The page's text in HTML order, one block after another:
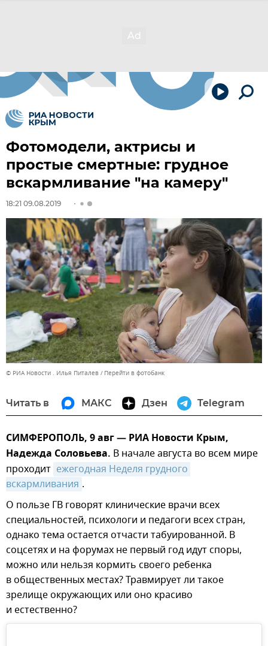
Фотомодели, актрисы и
простые смертные: грудное
вскармливание "на камеру"
18:21 09.08.2019
© РИА Новости . Илья Питалев Перейти в фотобанк
Читать в МАКС Дзен Telegram
СИМФЕРОПОЛЬ, 9 авг — РИА Новости Крым,
Надежда Соловьева. В начале августа во всем мире
проходит ежегодная Неделя грудного
вскармливания .
О пользе ГВ говорят клинические врачи всех
специальностей, психологи и педагоги всех стран,
однако тема остается отчасти табуированной. В
соцсетях и на форумах не первый год идут споры,
можно или нельзя кормить своего ребенка
в общественных местах? Травмирует ли такое
зрелище окружающих или оно красиво
и естественно?